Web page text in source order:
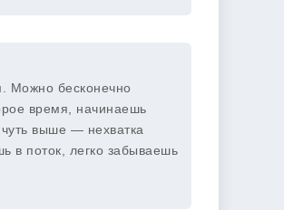
Можно бесконечно
время, начинаешь
выше — нехватка
в поток, легко забываешь